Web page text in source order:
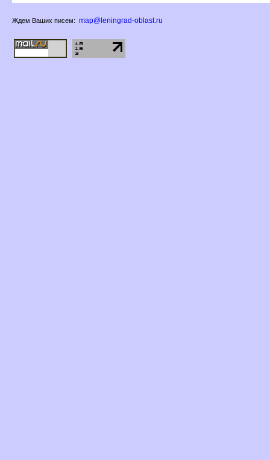
Ждем Ваших писем: map@leningrad-oblast.ru